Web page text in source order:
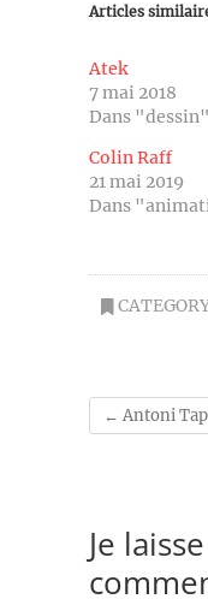
Articles
Atek
7 mai 2018
Dans "dessin"
Colin Raff
21 mai 2019
Dans
← Antoni
Je